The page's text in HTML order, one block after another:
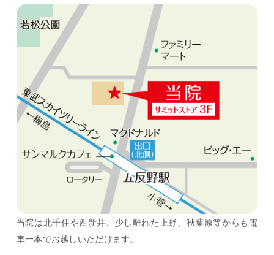
当院は北千住や西新井、少し離れた上野、秋葉原等からも電
車一本でお越しいただけます。